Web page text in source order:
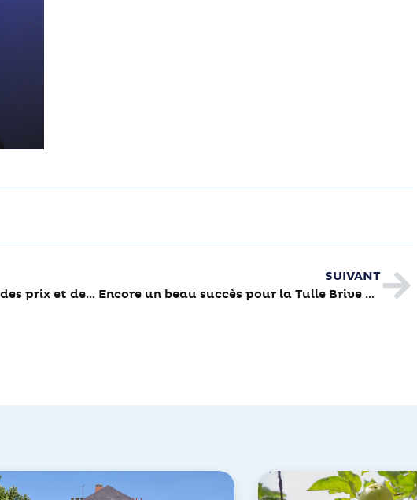
Festival du cinéma de Brive: des prix et des femmes
SUIVANT
Encore un beau succès pour la Tulle Brive nature